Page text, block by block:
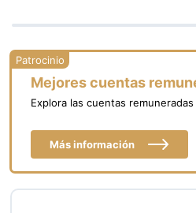
Mejores cuentas
Explora las cuentas
Más información